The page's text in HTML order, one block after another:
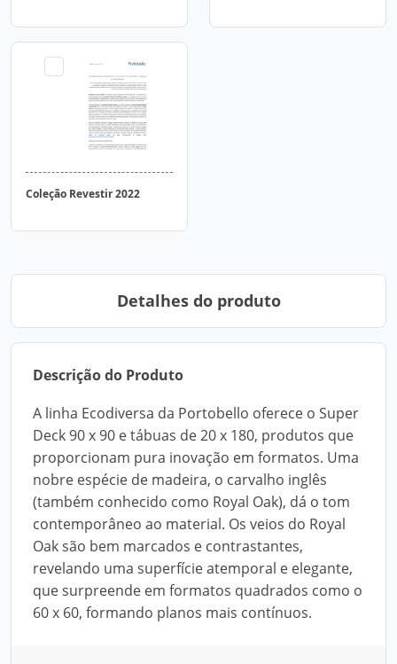
Coleção Revestir 2022
Detalhes do produto
Descrição do Produto
A linha Ecodiversa da Portobello oferece o Super
Deck 90 x 90 e tábuas de 20 x 180, produtos que
proporcionam pura inovação em formatos. Uma
nobre espécie de madeira, o carvalho inglês
(também conhecido como Royal Oak), dá o tom
contemporâneo ao material. Os veios do Royal
Oak são bem marcados e contrastantes,
revelando uma superfície atemporal e elegante,
que surpreende em formatos quadrados como o
60 x 60, formando planos mais contínuos.